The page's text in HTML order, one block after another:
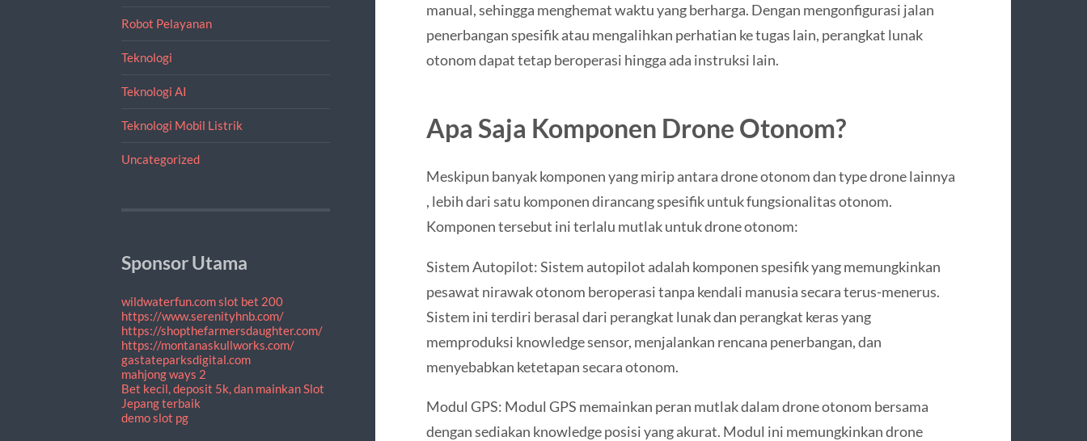
Robot Pelayanan
Teknologi
Teknologi AI
Teknologi Mobil Listrik
Uncategorized
Sponsor Utama
wildwaterfun.comslot bet 200
https://www.serenityhnb.com/
https://shopthefarmersdaughter.com/
https://montanaskullworks.com/
gastateparksdigital.com
mahjong ways 2
Bet kecil, deposit 5k, dan mainkan Slot
Jepang terbaik
demo slot pg
manual, sehingga menghemat waktu yang berharga. Dengan mengonfigurasi jalan
penerbangan spesifik atau mengalihkan perhatian ke tugas lain, perangkat lunak
otonom dapat tetap beroperasi hingga ada instruksi lain.
Apa Saja Komponen Drone Otonom?
Meskipun banyak komponen yang mirip antara drone otonom dan type drone lainnya
, lebih dari satu komponen dirancang spesifik untuk fungsionalitas otonom.
Komponen tersebut ini terlalu mutlak untuk drone otonom:
Sistem Autopilot: Sistem autopilot adalah komponen spesifik yang memungkinkan
pesawat nirawak otonom beroperasi tanpa kendali manusia secara terus-menerus.
Sistem ini terdiri berasal dari perangkat lunak dan perangkat keras yang
memproduksi knowledge sensor, menjalankan rencana penerbangan, dan
menyebabkan ketetapan secara otonom.
Modul GPS: Modul GPS memainkan peran mutlak dalam drone otonom bersama
dengan sediakan knowledge posisi yang akurat. Modul ini memungkinkan drone